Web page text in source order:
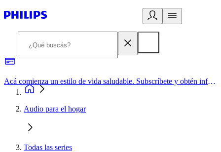
Acá comienza un estilo de vida saludable. Subscríbete y obtén información de primera mano
Audio para el hogar
Todas las series